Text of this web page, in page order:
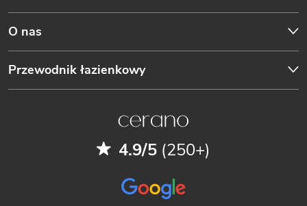
O nas
Przewodnik łazienkowy
4.9/5 (250+)